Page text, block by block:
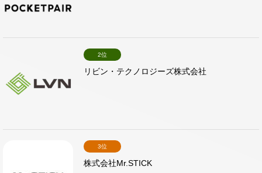
2位
リビン・テクノロジーズ株式会社
3位
株式会社Mr.STICK